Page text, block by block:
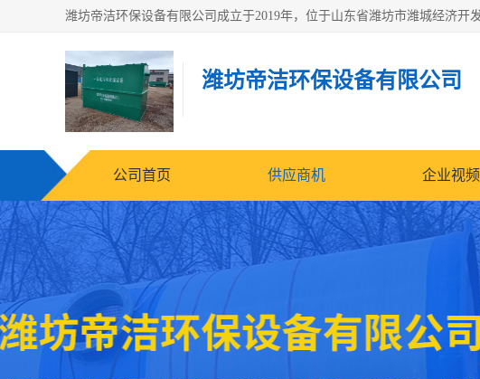
潍坊帝洁环保设备有限公司
公司首页 供应商机 企业视频